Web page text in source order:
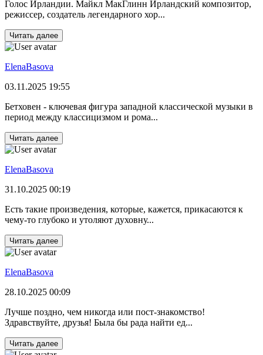
Голос Ирландии. Майкл МакГлинн Ирландский композитор,
режиссер, создатель легендарного хор...
Читать далее
ElenaBasova
03.11.2025 19:55
Бетховен - ключевая фигура западной классической музыки в
период между классицизмом и рома...
Читать далее
ElenaBasova
31.10.2025 00:19
Есть такие произведения, которые, кажется, прикасаются к
чему-то глубоко и утоляют духовну...
Читать далее
ElenaBasova
28.10.2025 00:09
Лучше поздно, чем никогда или пост-знакомство!
Здравствуйте, друзья! Была бы рада найти ед...
Читать далее